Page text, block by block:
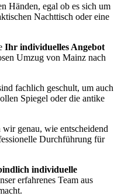
Händen, egal ob es sich um
Nachttisch oder eine
Ihr individuelles Angebot
Umzug von Mainz nach
fachlich geschult, um auch
Spiegel oder die antike
genau, wie entscheidend
Durchführung für
individuelle
erfahrenes Team aus